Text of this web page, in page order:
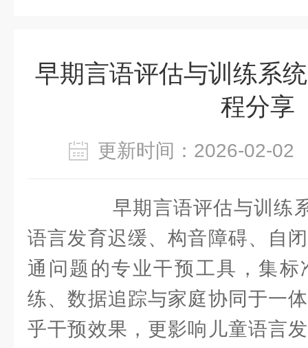
早期言语评估与训练系
程分享
更新时间：2026-02-
早期言语评估与训练系
语言发育迟缓、构音障碍、自
通问题的专业干预工具，集
练、数据追踪与家庭协同于一
乎干预效果，更影响儿童语言